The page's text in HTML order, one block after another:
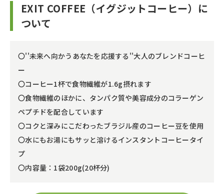
EXIT COFFEE（イグジットコーヒー）に
ついて
〇''未来へ向かうあなたを応援する''大人のブレンドコーヒ
ー
〇コーヒー1杯で食物繊維が1.6g摂れます
〇食物繊維のほかに、タンパク質や美容成分のコラーゲン
ペプチドを配合しています
〇コクと深みにこだわったブラジル産のコーヒー豆を使用
〇水にもお湯にもサッと溶けるインスタントコーヒータイ
プ
〇内容量：1袋200g(20杯分)